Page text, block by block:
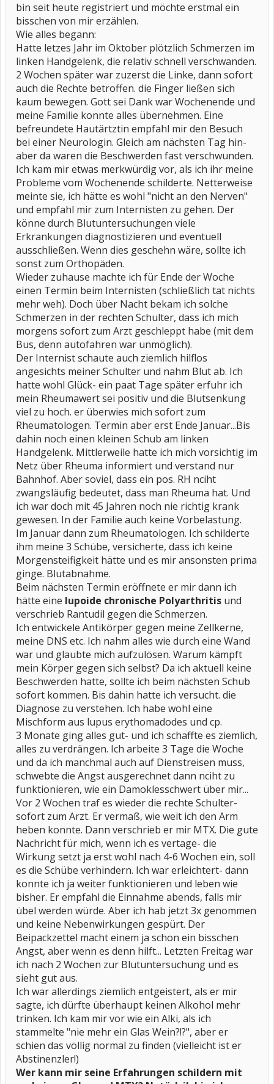
bin seit heute registriert und möchte erstmal ein
bisschen von mir erzählen.
Wie alles begann:
Hatte letzes Jahr im Oktober plötzlich Schmerzen im
linken Handgelenk, die relativ schnell verschwanden.
2 Wochen später war zuzerst die Linke, dann sofort
auch die Rechte betroffen. die Finger ließen sich
kaum bewegen. Gott sei Dank war Wochenende und
meine Familie konnte alles übernehmen. Eine
befreundete Hautärtztin empfahl mir den Besuch
bei einer Neurologin. Gleich am nächsten Tag hin-
aber da waren die Beschwerden fast verschwunden.
Ich kam mir etwas merkwürdig vor, als ich ihr meine
Probleme vom Wochenende schilderte. Netterweise
meinte sie, ich hätte es wohl "nicht an den Nerven"
und empfahl mir zum Internisten zu gehen. Der
könne durch Blutuntersuchungen viele
Erkrankungen diagnostizieren und eventuell
ausschließen. Wenn dies geschehn wäre, sollte ich
sonst zum Orthopäden.
Wieder zuhause machte ich für Ende der Woche
einen Termin beim Internisten (schließlich tat nichts
mehr weh). Doch über Nacht bekam ich solche
Schmerzen in der rechten Schulter, dass ich mich
morgens sofort zum Arzt geschleppt habe (mit dem
Bus, denn autofahren war unmöglich).
Der Internist schaute auch ziemlich hilflos
angesichts meiner Schulter und nahm Blut ab. Ich
hatte wohl Glück- ein paat Tage später erfuhr ich
mein Rheumawert sei positiv und die Blutsenkung
viel zu hoch. er überwies mich sofort zum
Rheumatologen. Termin aber erst Ende Januar...Bis
dahin noch einen kleinen Schub am linken
Handgelenk. Mittlerweile hatte ich mich vorsichtig im
Netz über Rheuma informiert und verstand nur
Bahnhof. Aber soviel, dass ein pos. RH nciht
zwangsläufig bedeutet, dass man Rheuma hat. Und
ich war doch mit 45 Jahren noch nie richtig krank
gewesen. In der Familie auch keine Vorbelastung.
Im Januar dann zum Rheumatologen. Ich schilderte
ihm meine 3 Schübe, versicherte, dass ich keine
Morgensteifigkeit hätte und es mir ansonsten prima
ginge. Blutabnahme.
Beim nächsten Termin eröffnete er mir dann ich
hätte eine lupoide chronische Polyarthritis und
verschrieb Rantudil gegen die Schmerzen.
Ich entwickele Antikörper gegen meine Zellkerne,
meine DNS etc. Ich nahm alles wie durch eine Wand
war und glaubte mich aufzulösen. Warum kämpft
mein Körper gegen sich selbst? Da ich aktuell keine
Beschwerden hatte, sollte ich beim nächsten Schub
sofort kommen. Bis dahin hatte ich versucht. die
Diagnose zu verstehen. Ich habe wohl eine
Mischform aus lupus erythomadodes und cp.
3 Monate ging alles gut- und ich schaffte es ziemlich,
alles zu verdrängen. Ich arbeite 3 Tage die Woche
und da ich manchmal auch auf Dienstreisen muss,
schwebte die Angst ausgerechnet dann nciht zu
funktionieren, wie ein Damoklesschwert über mir...
Vor 2 Wochen traf es wieder die rechte Schulter-
sofort zum Arzt. Er vermaß, wie weit ich den Arm
heben konnte. Dann verschrieb er mir MTX. Die gute
Nachricht für mich, wenn ich es vertage- die
Wirkung setzt ja erst wohl nach 4-6 Wochen ein, soll
es die Schübe verhindern. Ich war erleichtert- dann
konnte ich ja weiter funktionieren und leben wie
bisher. Er empfahl die Einnahme abends, falls mir
übel werden würde. Aber ich hab jetzt 3x genommen
und keine Nebenwirkungen gespürt. Der
Beipackzettel macht einem ja schon ein bisschen
Angst, aber wenn es denn hilft... Letzten Freitag war
ich nach 2 Wochen zur Blutuntersuchung und es
sieht gut aus.
Ich war allerdings ziemlich entgeistert, als er mir
sagte, ich dürfte überhaupt keinen Alkohol mehr
trinken. Ich kam mir vor wie ein Alki, als ich
stammelte "nie mehr ein Glas Wein?!?", aber er
schien das völlig normal zu finden (vielleicht ist er
Abstinenzler!)
Wer kann mir seine Erfahrungen schildern mit